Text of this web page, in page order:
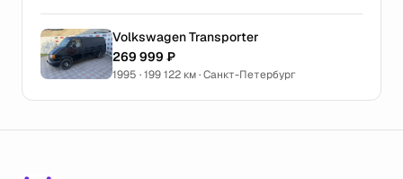
Volkswagen Transporter
269 999 ₽
1995 · 199 122 км · Санкт-Петербург